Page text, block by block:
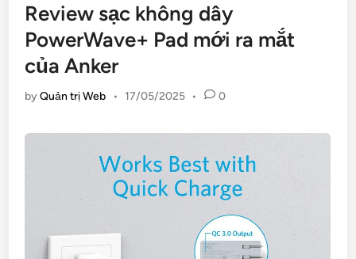
Review sạc không dây
PowerWave+ Pad mới ra mắt
của Anker
byQuản trị Web • 17/05/2025 • 0